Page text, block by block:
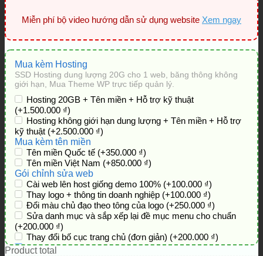
Miễn phí bộ video hướng dẫn sử dụng website Xem ngay
Mua kèm Hosting
SSD Hosting dung lượng 20G cho 1 web, băng thông không
giới hạn, Mua Theme WP trực tiếp quản lý.
Hosting 20GB + Tên miền + Hỗ trợ kỹ thuật
(+1.500.000 ₫)
Hosting không giới hạn dung lượng + Tên miền + Hỗ trợ
kỹ thuật (+2.500.000 ₫)
Mua kèm tên miền
Tên miền Quốc tế (+350.000 ₫)
Tên miền Việt Nam (+850.000 ₫)
Gói chỉnh sửa web
Cài web lên host giống demo 100% (+100.000 ₫)
Thay logo + thông tin doanh nghiệp (+100.000 ₫)
Đổi màu chủ đạo theo tông của logo (+250.000 ₫)
Sửa danh mục và sắp xếp lại đề mục menu cho chuẩn
(+200.000 ₫)
Thay đổi bố cục trang chủ (đơn giản) (+200.000 ₫)
Thêm các nút liên hệ nhanh(+0 ₫)
Product total